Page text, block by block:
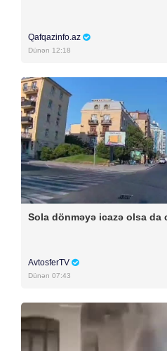
Qafqazinfo.az
Dünən 12:18
Sola dönməyə icazə olsa da
AvtosferTV
Dünən 07:43